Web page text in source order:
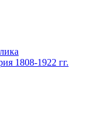
1808-1922 гг.